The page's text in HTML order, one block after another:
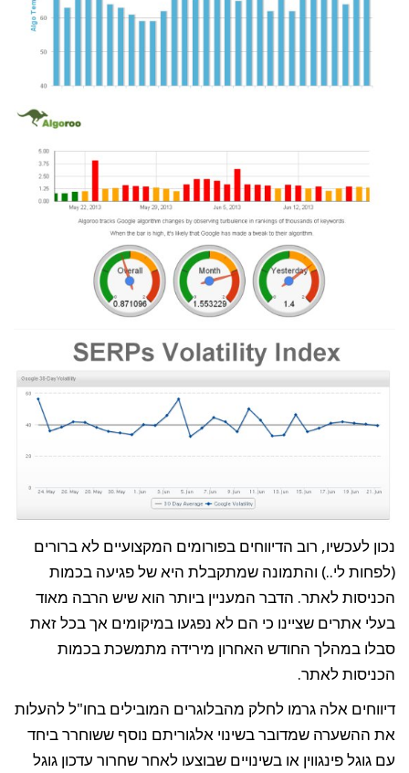
נכון לעכשיו, רוב הדיווחים בפורומים המקצועיים לא ברורים
(לפחות לי..) והתמונה שמתקבלת היא של פגיעה בכמות
הכניסות לאתר. הדבר המעניין ביותר הוא שיש הרבה מאוד
בעלי אתרים שציינו כי הם לא נפגעו במיקומים אך בכל זאת
סבלו במהלך החודש האחרון מירידה מתמשכת בכמות
הכניסות לאתר.
דיווחים אלה גרמו לחלק מהבלוגרים המובילים בחו"ל להעלות
את ההשערה שמדובר בשינוי אלגוריתם נוסף ששוחרר ביחד
עם גוגל פינגווין או בשינויים שבוצעו לאחר שחרור עדכון גוגל